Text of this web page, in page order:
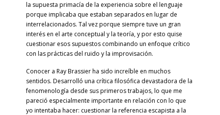
la supuesta primacía de la experiencia sobre el lenguaje
porque implicaba que estaban separados en lugar de
interrelacionados. Tal vez porque siempre tuve un gran
interés en el arte conceptual y la teoría, y por esto quise
cuestionar esos supuestos combinando un enfoque crítico
con las prácticas del ruido y la improvisación.
Conocer a Ray Brassier ha sido increíble en muchos
sentidos. Desarrolló una crítica filosófica devastadora de la
fenomenología desde sus primeros trabajos, lo que me
pareció especialmente importante en relación con lo que
yo intentaba hacer: cuestionar la referencia escapista a la